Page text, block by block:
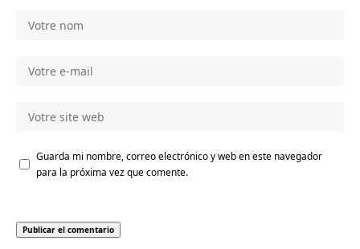
Guarda mi nombre, correo electrónico y web en este navegador
para la próxima vez que comente.